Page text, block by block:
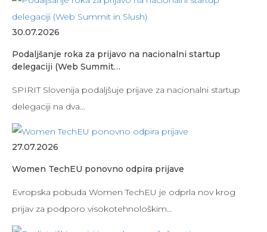
30.07.2026
Podaljšanje roka za prijavo na nacionalni startup
delegaciji (Web Summit…
SPIRIT Slovenija podaljšuje prijave za nacionalni startup
delegaciji na dva…
27.07.2026
Women TechEU ponovno odpira prijave
Evropska pobuda Women TechEU je odprla nov krog
prijav za podporo visokotehnološkim…